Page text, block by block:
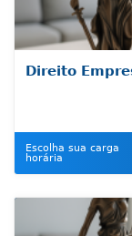
Direito
Escolha sua carga
horária